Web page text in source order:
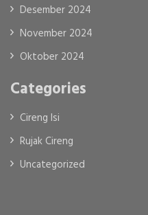
Desember 2024
November 2024
Oktober 2024
Categories
Cireng Isi
Rujak Cireng
Uncategorized